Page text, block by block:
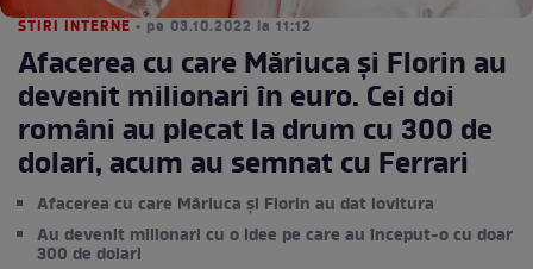
STIRI INTERNE • pe 03.10.2022 la 11:12
Afacerea cu care Măriuca și Florin au
devenit milionari în euro. Cei doi
români au plecat la drum cu 300 de
dolari, acum au semnat cu Ferrari
Afacerea cu care Măriuca și Florin au dat lovitura
Au devenit milionari cu o idee pe care au început-o cu doar
300 de dolari